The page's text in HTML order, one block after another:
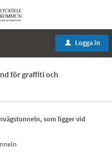
u Logga in
för graffiti och
som ligger vid